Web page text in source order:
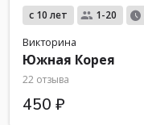
с 10 лет 1-20
Викторина
Южная Корея
22 отзыва
450 ₽